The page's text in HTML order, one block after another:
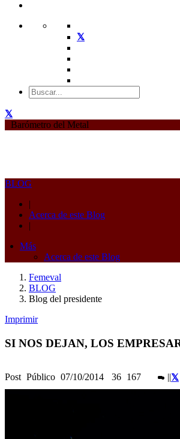
Barómetro del Metal
BLOG
|
Acerca de este Blog
|
Más
Acerca de este Blog
Femeval
BLOG
Blog del presidente
Imprimir
SI NOS DEJAN, LOS
Post Público 07/10/2014 36 167 ||